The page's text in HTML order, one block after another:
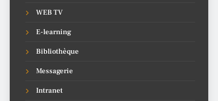
WEB TV
E-learning
Bibliothèque
Messagerie
Intranet